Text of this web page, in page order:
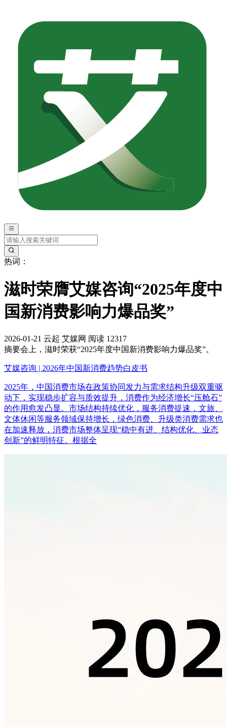
热词：
滋时荣膺艾媒咨询“2025年度中
国新消费影响力爆品奖”
2026-01-21 云起 艾媒网 阅读 12317
摘要会上，滋时荣获“2025年度中国新消费影响力爆品奖”。
艾媒咨询 | 2026年中国新消费趋势白皮书
2025年，中国消费市场在政策协同发力与需求结构升级双重驱
动下，实现稳步扩容与质效提升，消费作为经济增长“压舱石”
的作用愈发凸显。市场结构持续优化，服务消费提速，文旅、
文体休闲等服务领域保持增长，绿色消费、升级类消费需求也
在加速释放，消费市场整体呈现“稳中有进、结构优化、业态
创新”的鲜明特征。根据全